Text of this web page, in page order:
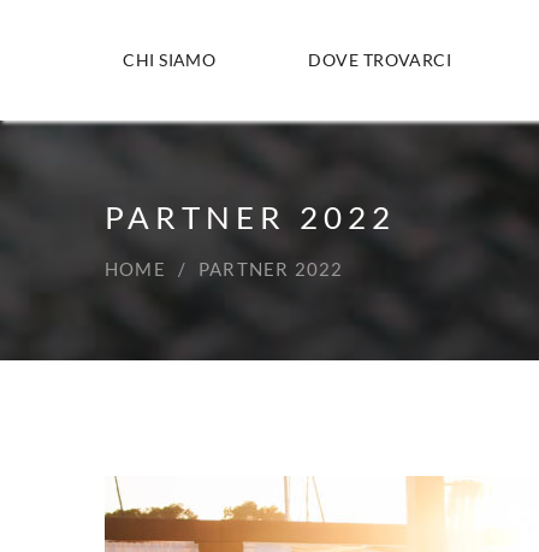
CHI SIAMO DOVE TROVARCI
PARTNER 2022
HOME PARTNER 2022